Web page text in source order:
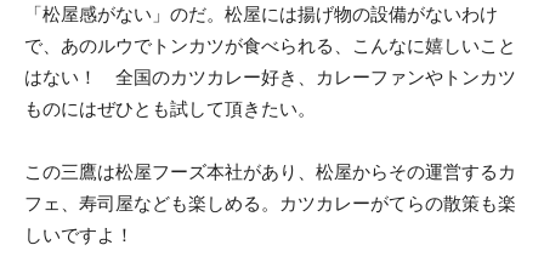
「松屋感がない」のだ。松屋には揚げ物の設備がないわけ
で、あのルウでトンカツが食べられる、こんなに嬉しいこと
はない！ 全国のカツカレー好き、カレーファンやトンカツ
ものにはぜひとも試して頂きたい。
この三鷹は松屋フーズ本社があり、松屋からその運営するカ
フェ、寿司屋なども楽しめる。カツカレーがてらの散策も楽
しいですよ！